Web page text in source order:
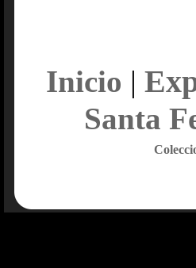
Inicio |
Santa